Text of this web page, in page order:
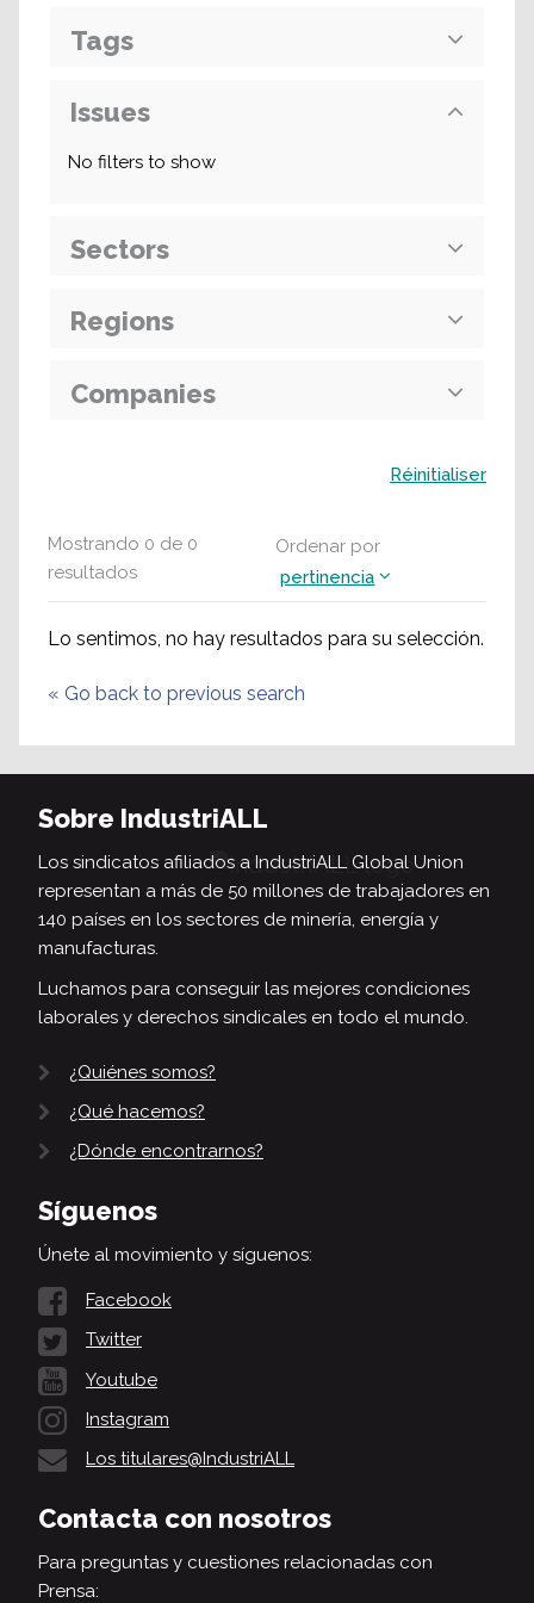
Mostrando 0 de 0
resultados
Ordenar por
pertinencia
Lo sentimos, no hay resultados para su selección.
« Go back to previous search
Tags
Issues
No filters to show
Sectors
Regions
Companies
Réinitialiser
Sobre IndustriALL
Los sindicatos afiliados a IndustriALL Global Union
representan a más de 50 millones de trabajadores en
140 países en los sectores de minería, energía y
manufacturas.
Luchamos para conseguir las mejores condiciones
laborales y derechos sindicales en todo el mundo.
¿Quiénes somos?
¿Qué hacemos?
¿Dónde encontrarnos?
Síguenos
Únete al movimiento y síguenos:
Facebook
Twitter
Youtube
Instagram
Los titulares@IndustriALL
Contacta con nosotros
Para preguntas y cuestiones relacionadas con
Prensa: